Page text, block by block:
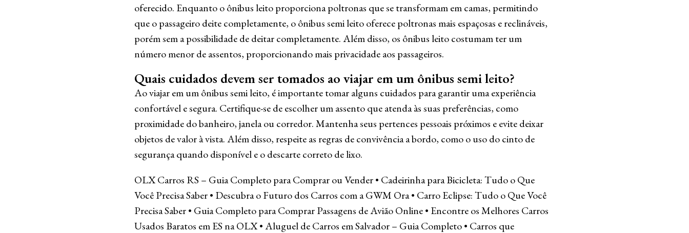
oferecido. Enquanto o ônibus leito proporciona poltronas que se transformam em camas, permitindo
que o passageiro deite completamente, o ônibus semi leito oferece poltronas mais espaçosas e reclináveis,
porém sem a possibilidade de deitar completamente. Além disso, os ônibus leito costumam ter um
número menor de assentos, proporcionando mais privacidade aos passageiros.
Quais cuidados devem ser tomados ao viajar em um ônibus semi leito?
Ao viajar em um ônibus semi leito, é importante tomar alguns cuidados para garantir uma experiência
confortável e segura. Certifique-se de escolher um assento que atenda às suas preferências, como
proximidade do banheiro, janela ou corredor. Mantenha seus pertences pessoais próximos e evite deixar
objetos de valor à vista. Além disso, respeite as regras de convivência a bordo, como o uso do cinto de
segurança quando disponível e o descarte correto de lixo.
OLX Carros RS – Guia Completo para Comprar ou Vender• Cadeirinha para Bicicleta: Tudo o Que
Você Precisa Saber• Descubra o Futuro dos Carros com a GWM Ora• Carro Eclipse: Tudo o Que Você
Precisa Saber• Guia Completo para Comprar Passagens de Avião Online• Encontre os Melhores Carros
Usados Baratos em ES na OLX•Aluguel de Carros em Salvador – Guia Completo• Carros que